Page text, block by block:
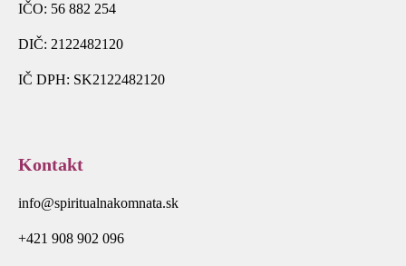
IČO: 56 882 254
DIČ: 2122482120
IČ DPH: SK2122482120
Kontakt
info@spiritualnakomnata.sk
+421 908 902 096